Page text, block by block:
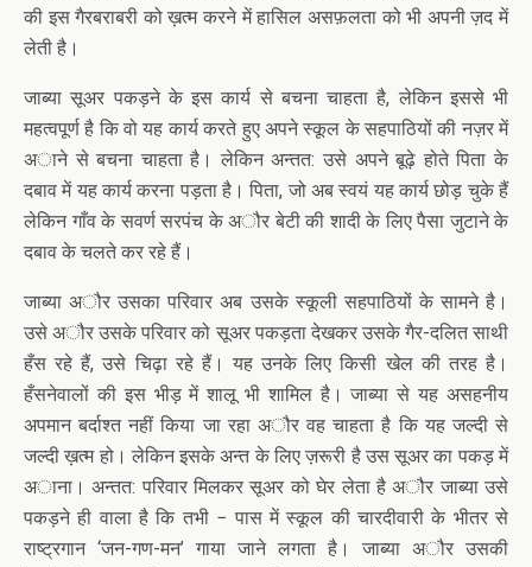
की इस गैरबराबरी को ख़त्म करने में हासिल असफ़लता को भी अपनी ज़द में
लेती है।
जाब्या सूअर पकड़ने के इस कार्य से बचना चाहता है, लेकिन इससे भी
महत्वपूर्ण है कि वो यह कार्य करते हुए अपने स्कूल के सहपाठियों की नज़र में
अाने से बचना चाहता है। लेकिन अन्तत: उसे अपने बूढ़े होते पिता के
दबाव में यह कार्य करना पड़ता है। पिता, जो अब स्वयं यह कार्य छोड़ चुके हैं
लेकिन गाँव के सवर्ण सरपंच के अौर बेटी की शादी के लिए पैसा जुटाने के
दबाव के चलते कर रहे हैं।
जाब्या अौर उसका परिवार अब उसके स्कूली सहपाठियों के सामने है।
उसे अौर उसके परिवार को सूअर पकड़ता देखकर उसके गैर-दलित साथी
हँस रहे हैं, उसे चिढ़ा रहे हैं। यह उनके लिए किसी खेल की तरह है।
हँसनेवालों की इस भीड़ में शालू भी शामिल है। जाब्या से यह असहनीय
अपमान बर्दाश्त नहीं किया जा रहा अौर वह चाहता है कि यह जल्दी से
जल्दी ख़त्म हो। लेकिन इसके अन्त के लिए ज़रूरी है उस सूअर का पकड़ में
अाना। अन्तत: परिवार मिलकर सूअर को घेर लेता है अौर जाब्या उसे
पकड़ने ही वाला है कि तभी − पास में स्कूल की चारदीवारी के भीतर से
राष्ट्रगान ‘जन-गण-मन’ गाया जाने लगता है। जाब्या अौर उसकी